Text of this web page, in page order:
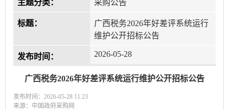
主题分类： 采购公告
标题：
广西税务2026年好差评系统运行
维护公开招标公告
发布时间： 2026-05-28
广西税务2026年好差评系统运行维护公开招标公告
发布时间：2026-05-28 11:23
来源：中国政府采购网